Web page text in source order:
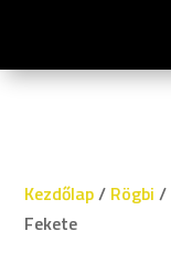
Kezdőlap/ Rögbi /
Fekete